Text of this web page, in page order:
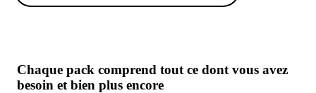
Chaque pack comprend tout ce dont vous avez
besoin et bien plus encore